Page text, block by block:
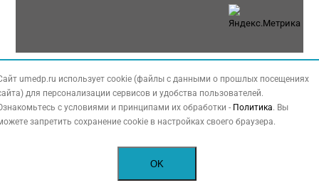
содержит материалы, принадлежащие третьей стороне, охраняемые законом
РФ об авторских правах.
umedp.ru использует cookie (файлы с данными о прошлых посещениях
для персонализации сервисов и удобства пользователей.
с условиями и принципами их обработки - Политика. Вы
запретить сохранение cookie в настройках своего браузера.
OK